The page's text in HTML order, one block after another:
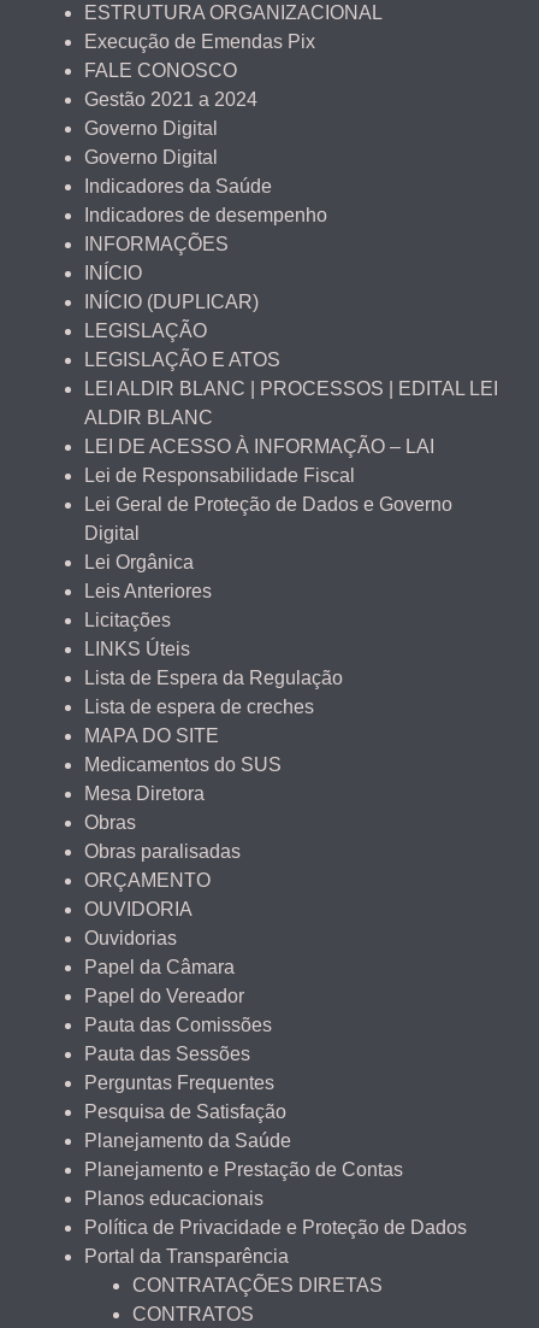
ESTRUTURA ORGANIZACIONAL
Execução de Emendas Pix
FALE CONOSCO
Gestão 2021 a 2024
Governo Digital
Governo Digital
Indicadores da Saúde
Indicadores de desempenho
INFORMAÇÕES
INÍCIO
INÍCIO (DUPLICAR)
LEGISLAÇÃO
LEGISLAÇÃO E ATOS
LEI ALDIR BLANC | PROCESSOS | EDITAL LEI
ALDIR BLANC
LEI DE ACESSO À INFORMAÇÃO – LAI
Lei de Responsabilidade Fiscal
Lei Geral de Proteção de Dados e Governo
Digital
Lei Orgânica
Leis Anteriores
Licitações
LINKS Úteis
Lista de Espera da Regulação
Lista de espera de creches
MAPA DO SITE
Medicamentos do SUS
Mesa Diretora
Obras
Obras paralisadas
ORÇAMENTO
OUVIDORIA
Ouvidorias
Papel da Câmara
Papel do Vereador
Pauta das Comissões
Pauta das Sessões
Perguntas Frequentes
Pesquisa de Satisfação
Planejamento da Saúde
Planejamento e Prestação de Contas
Planos educacionais
Política de Privacidade e Proteção de Dados
Portal da Transparência
CONTRATAÇÕES DIRETAS
CONTRATOS